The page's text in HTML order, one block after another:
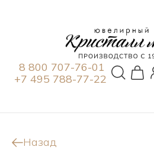
8 800 707-76-01
+7 495 788-77-22
Назад